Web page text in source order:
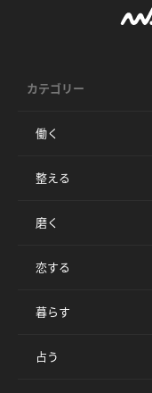
カテゴリー
働く
整える
磨く
恋する
暮らす
占う